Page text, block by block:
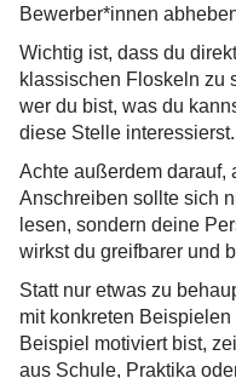
Bewerber*innen
Wichtig ist, dass du
klassischen Floskeln zu
wer du bist, was du
diese Stelle interessierst.
Achte außerdem darauf,
Anschreiben sollte sich
lesen, sondern deine
wirkst du greifbarer und
Statt nur etwas zu
mit konkreten
Beispiel motiviert bist,
aus Schule, Praktika